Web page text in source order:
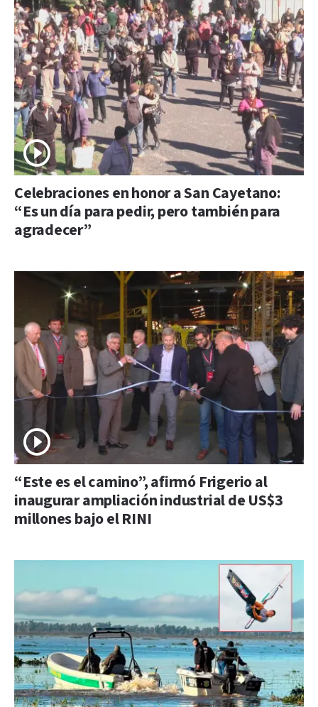
Celebraciones en honor a San Cayetano:
“Es un día para pedir, pero también para
agradecer”
“Este es el camino”, afirmó Frigerio al
inaugurar ampliación industrial de US$3
millones bajo el RINI